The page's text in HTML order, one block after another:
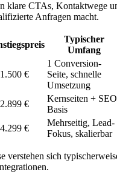
klare CTAs, Kontaktwege
Anfragen macht.
Typischer
Umfang
€
1 Conversion-
Seite, schnelle
Umsetzung
€
Kernseiten +
Basis
€
Mehrseitig, Lead-
Fokus, skalierbar
verstehen sich